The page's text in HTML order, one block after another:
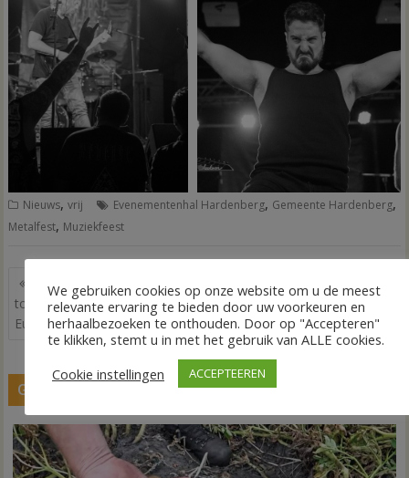
Nieuws,vrij Evenementenhal Hardenberg, Gemeente Hardenberg,
Metalfest, Muziekfeest
Bericht
navigatie
Rick Brink onthult grootste
toegankelijke vakantiepark van
Europa
NVA Vechtdal Biedt
Toegankelijk Inloopspreekuur
voor Autisme-informatie
GERELATEERDE BERICHTEN
We gebruiken cookies op onze website om u de meest
relevante ervaring te bieden door uw voorkeuren en
herhaalbezoeken te onthouden. Door op "Accepteren"
te klikken, stemt u in met het gebruik van ALLE cookies.
Cookie instellingen
ACCEPTEEREN